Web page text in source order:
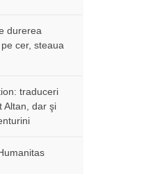
durerea
cer, steaua
traduceri
Altan, dar şi